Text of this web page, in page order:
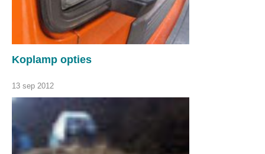
Koplamp opties
13 sep 2012